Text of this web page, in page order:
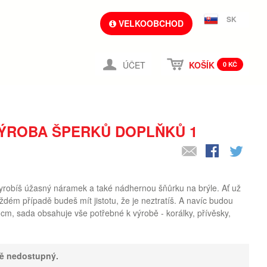
VELKOOBCHOD SK
ÚČET KOŠÍK 0 KČ
ŠPERKŮ DOPLŇKŮ 1
úžasný náramek a také nádhernou šňůrku na brýle. Ať už
případě budeš mít jistotu, že je neztratíš. A navíc budou
sada obsahuje vše potřebné k výrobě - korálky, přívěsky,
nedostupný.